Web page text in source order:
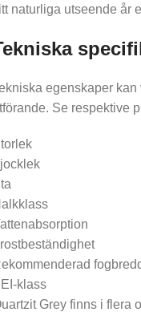
naturliga utseende år
egenskaper
Se respektive
klass
Grey finns i flera